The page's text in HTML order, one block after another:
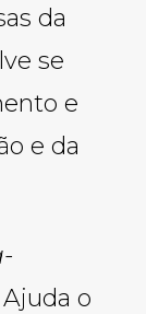
da
se
e
e da
Ajuda o